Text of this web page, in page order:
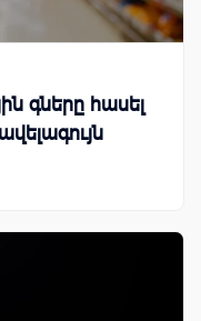
գները հասել